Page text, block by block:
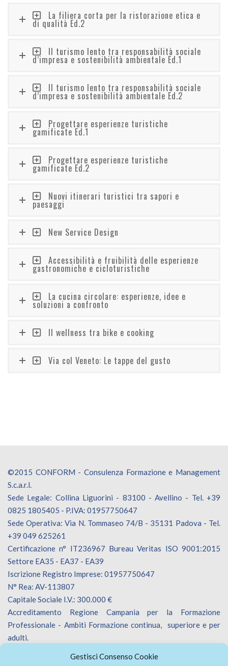
Gestisci Consenso Cookie
La filiera corta per la ristorazione etica e
di qualità Ed.2
Il turismo lento tra responsabilità sociale
d’impresa e sostenibilità ambientale Ed.1
Il turismo lento tra responsabilità sociale
d’impresa e sostenibilità ambientale Ed.2
Progettare esperienze turistiche
gamificate Ed.1
Progettare esperienze turistiche
gamificate Ed.2
Nuovi itinerari turistici tra sapori e
paesaggi
New Service Design
Accessibilità e fruibilità delle esperienze
gastronomiche e cicloturistiche
La cucina circolare: esperienze, idee e
soluzioni a confronto
Il wellness tra bike e cooking
Via col Veneto: Le tappe del gusto
©2015 CONFORM - Consulenza Formazione e Management
S.c.a.r.l.
Sede Legale: Collina Liguorini - 83100 - Avellino - Tel. +39
0825 1805405 - P.IVA: 01957750647
Sede Operativa: Via N. Tommaseo 74/B - 35131 Padova - Tel.
+39 049 625261
Certificazione n° IT236967 Bureau Veritas ISO 9001:2015
Settore EA35 - EA37 - EA39
Iscrizione Registro Imprese: 01957750647
N° Rea: AV-113807
Capitale Sociale I.V.: 300.000 €
Accreditamento Regione Campania per la Formazione
Professionale - Ambiti Formazione continua, superiore e per
adulti.